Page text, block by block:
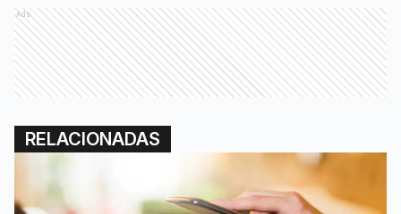
Ads
RELACIONADAS